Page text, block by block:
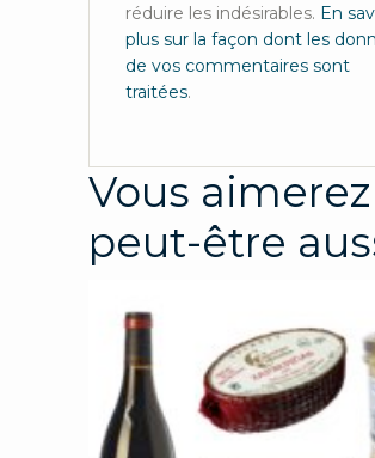
réduire les indésirables. En
plus sur la façon dont les
de vos commentaires sont
traitées.
Vous aimerez
peut-être